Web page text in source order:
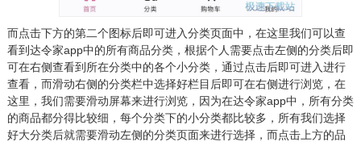
而点击下方的第二个图标后即可进入分类页面中，在这里我们可以查
看到达令家app中的所有商品分类，根据个人需要点击左侧的分类后即
可在右侧查看到所在分类中的各个小分类，通过点击后即可进入进行
查看，而滑动右侧的分类栏中选择好栏目后即可在右侧进行浏览，在
这里，我们需要滑动屏幕来进行浏览，因为在达令家app中，所有分类
的商品都分得比较细，每个分类下的小分类都比较多，所有我们选择
好大分类后就需要滑动左侧的分类页面来进行选择，而点击上方的品